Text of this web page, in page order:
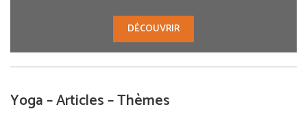
DÉCOUVRIR
Yoga – Articles – Thèmes